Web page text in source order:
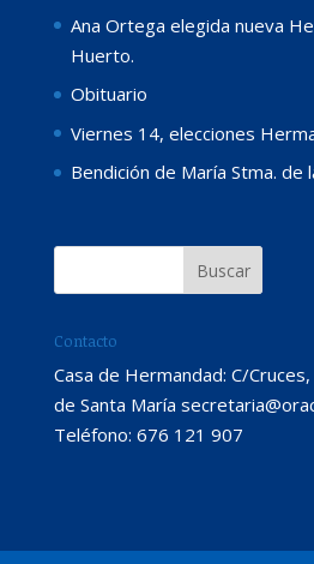
Ana Ortega elegida nueva
Huerto.
Obituario
Viernes 14, elecciones
Bendición de María Stma. de
Contacto
Casa de Hermandad: C/
de Santa María
Teléfono: 676 121 907